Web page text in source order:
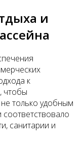
и
к
чтобы
только удобным
соответствовало
санитарии и